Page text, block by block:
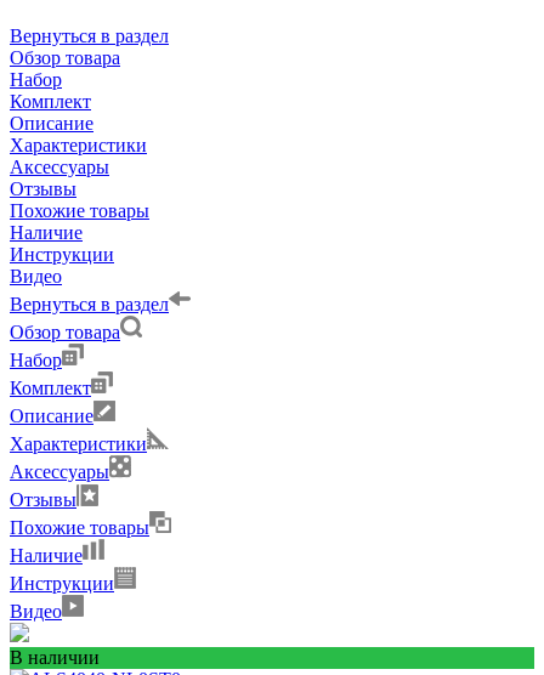
Вернуться в раздел
Обзор товара
Набор
Комплект
Описание
Характеристики
Аксессуары
Отзывы
Похожие товары
Наличие
Инструкции
Видео
Вернуться в раздел
Обзор товара
Набор
Комплект
Описание
Характеристики
Аксессуары
Отзывы
Похожие товары
Наличие
Инструкции
Видео
В наличии